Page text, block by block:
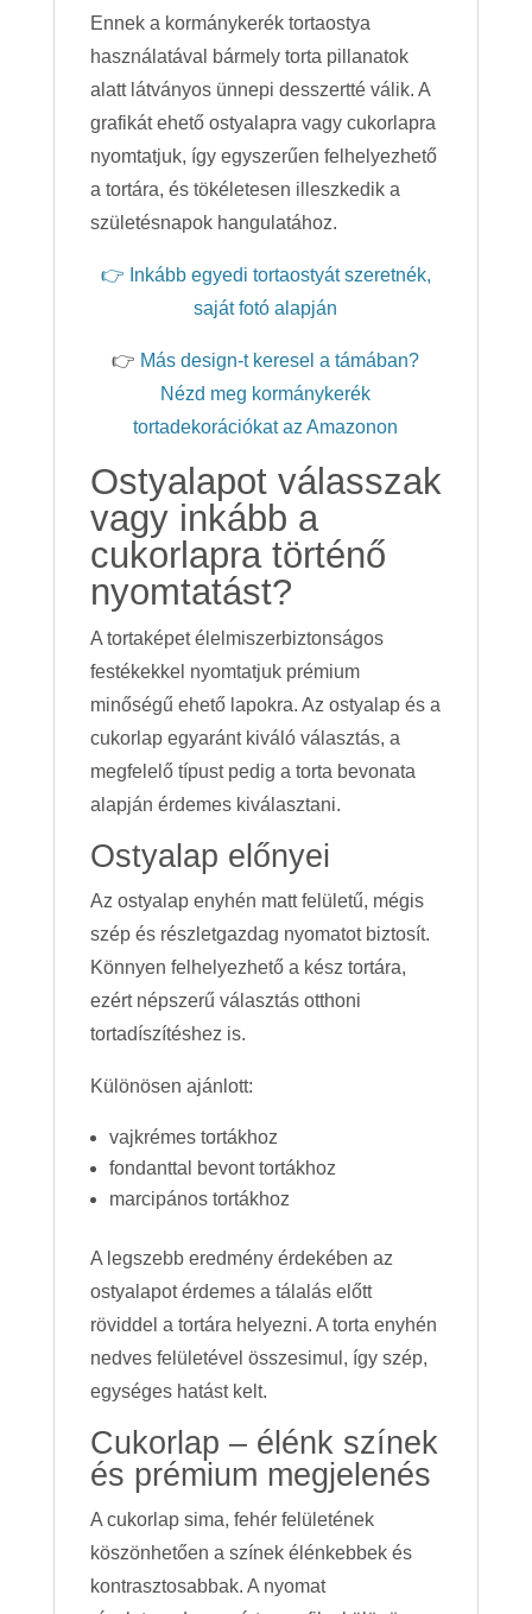
Ennek a kormánykerék tortaostya
használatával bármely torta pillanatok
alatt látványos ünnepi desszertté válik. A
grafikát ehető ostyalapra vagy cukorlapra
nyomtatjuk, így egyszerűen felhelyezhető
a tortára, és tökéletesen illeszkedik a
születésnapok hangulatához.
👉 Inkább egyedi tortaostyát szeretnék,
saját fotó alapján
👉 Más design-t keresel a támában?
Nézd meg kormánykerék
tortadekorációkat az Amazonon
Ostyalapot válasszak
vagy inkább a
cukorlapra történő
nyomtatást?
A tortaképet élelmiszerbiztonságos
festékekkel nyomtatjuk prémium
minőségű ehető lapokra. Az ostyalap és a
cukorlap egyaránt kiváló választás, a
megfelelő típust pedig a torta bevonata
alapján érdemes kiválasztani.
Ostyalap előnyei
Az ostyalap enyhén matt felületű, mégis
szép és részletgazdag nyomatot biztosít.
Könnyen felhelyezhető a kész tortára,
ezért népszerű választás otthoni
tortadíszítéshez is.
Különösen ajánlott:
vajkrémes tortákhoz
fondanttal bevont tortákhoz
marcipános tortákhoz
A legszebb eredmény érdekében az
ostyalapot érdemes a tálalás előtt
röviddel a tortára helyezni. A torta enyhén
nedves felületével összesimul, így szép,
egységes hatást kelt.
Cukorlap – élénk színek
és prémium megjelenés
A cukorlap sima, fehér felületének
köszönhetően a színek élénkebbek és
kontrasztosabbak. A nyomat